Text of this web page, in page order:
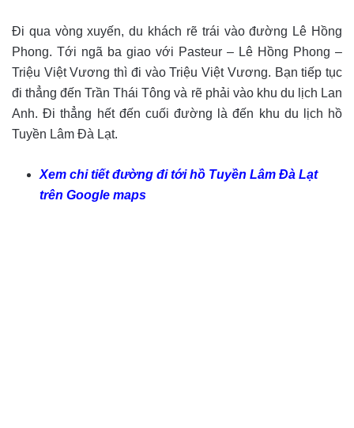
Đi qua vòng xuyến, du khách rẽ trái vào đường Lê Hồng
Phong. Tới ngã ba giao với Pasteur – Lê Hồng Phong –
Triệu Việt Vương thì đi vào Triệu Việt Vương. Bạn tiếp tục
đi thẳng đến Trần Thái Tông và rẽ phải vào khu du lịch Lan
Anh. Đi thẳng hết đến cuối đường là đến khu du lịch hồ
Tuyền Lâm Đà Lạt.
Xem chi tiết đường đi tới hồ Tuyền Lâm Đà Lạt
trên Google maps